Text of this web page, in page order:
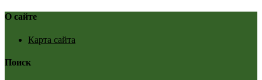
О сайте
Карта сайта
Поиск